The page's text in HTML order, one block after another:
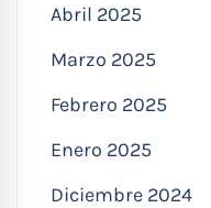
Abril 2025
Marzo 2025
Febrero 2025
Enero 2025
Diciembre 2024